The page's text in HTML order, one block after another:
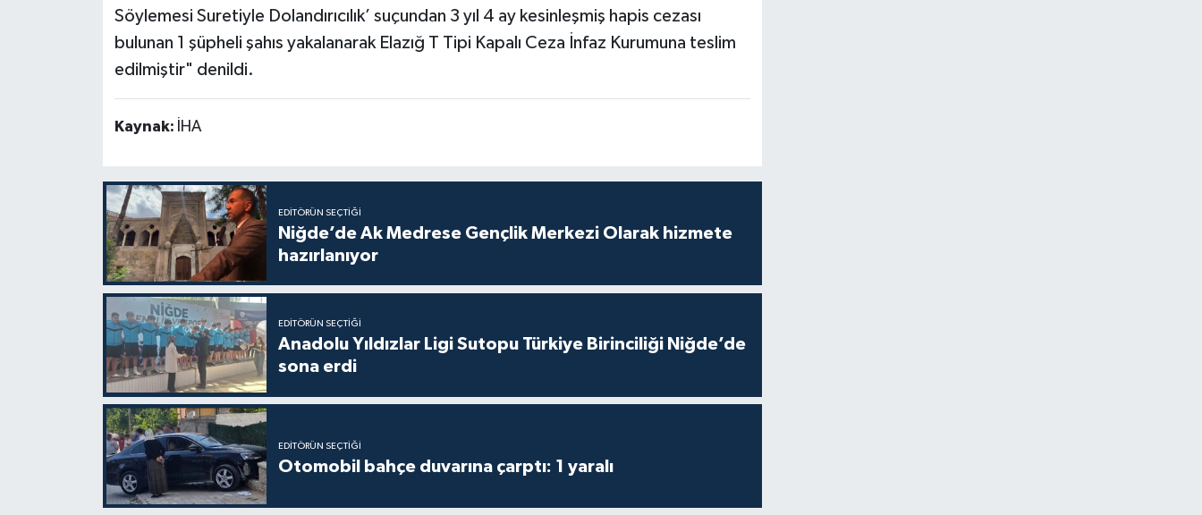
Söylemesi Suretiyle Dolandırıcılık’ suçundan 3 yıl 4 ay kesinleşmiş hapis cezası
bulunan 1 şüpheli şahıs yakalanarak Elazığ T Tipi Kapalı Ceza İnfaz Kurumuna teslim
edilmiştir" denildi.
Kaynak: İHA
EDITÖRÜN SEÇTIĞI
Niğde’de Ak Medrese Gençlik Merkezi Olarak hizmete
hazırlanıyor
EDITÖRÜN SEÇTIĞI
Anadolu Yıldızlar Ligi Sutopu Türkiye Birinciliği Niğde’de
sona erdi
EDITÖRÜN SEÇTIĞI
Otomobil bahçe duvarına çarptı: 1 yaralı